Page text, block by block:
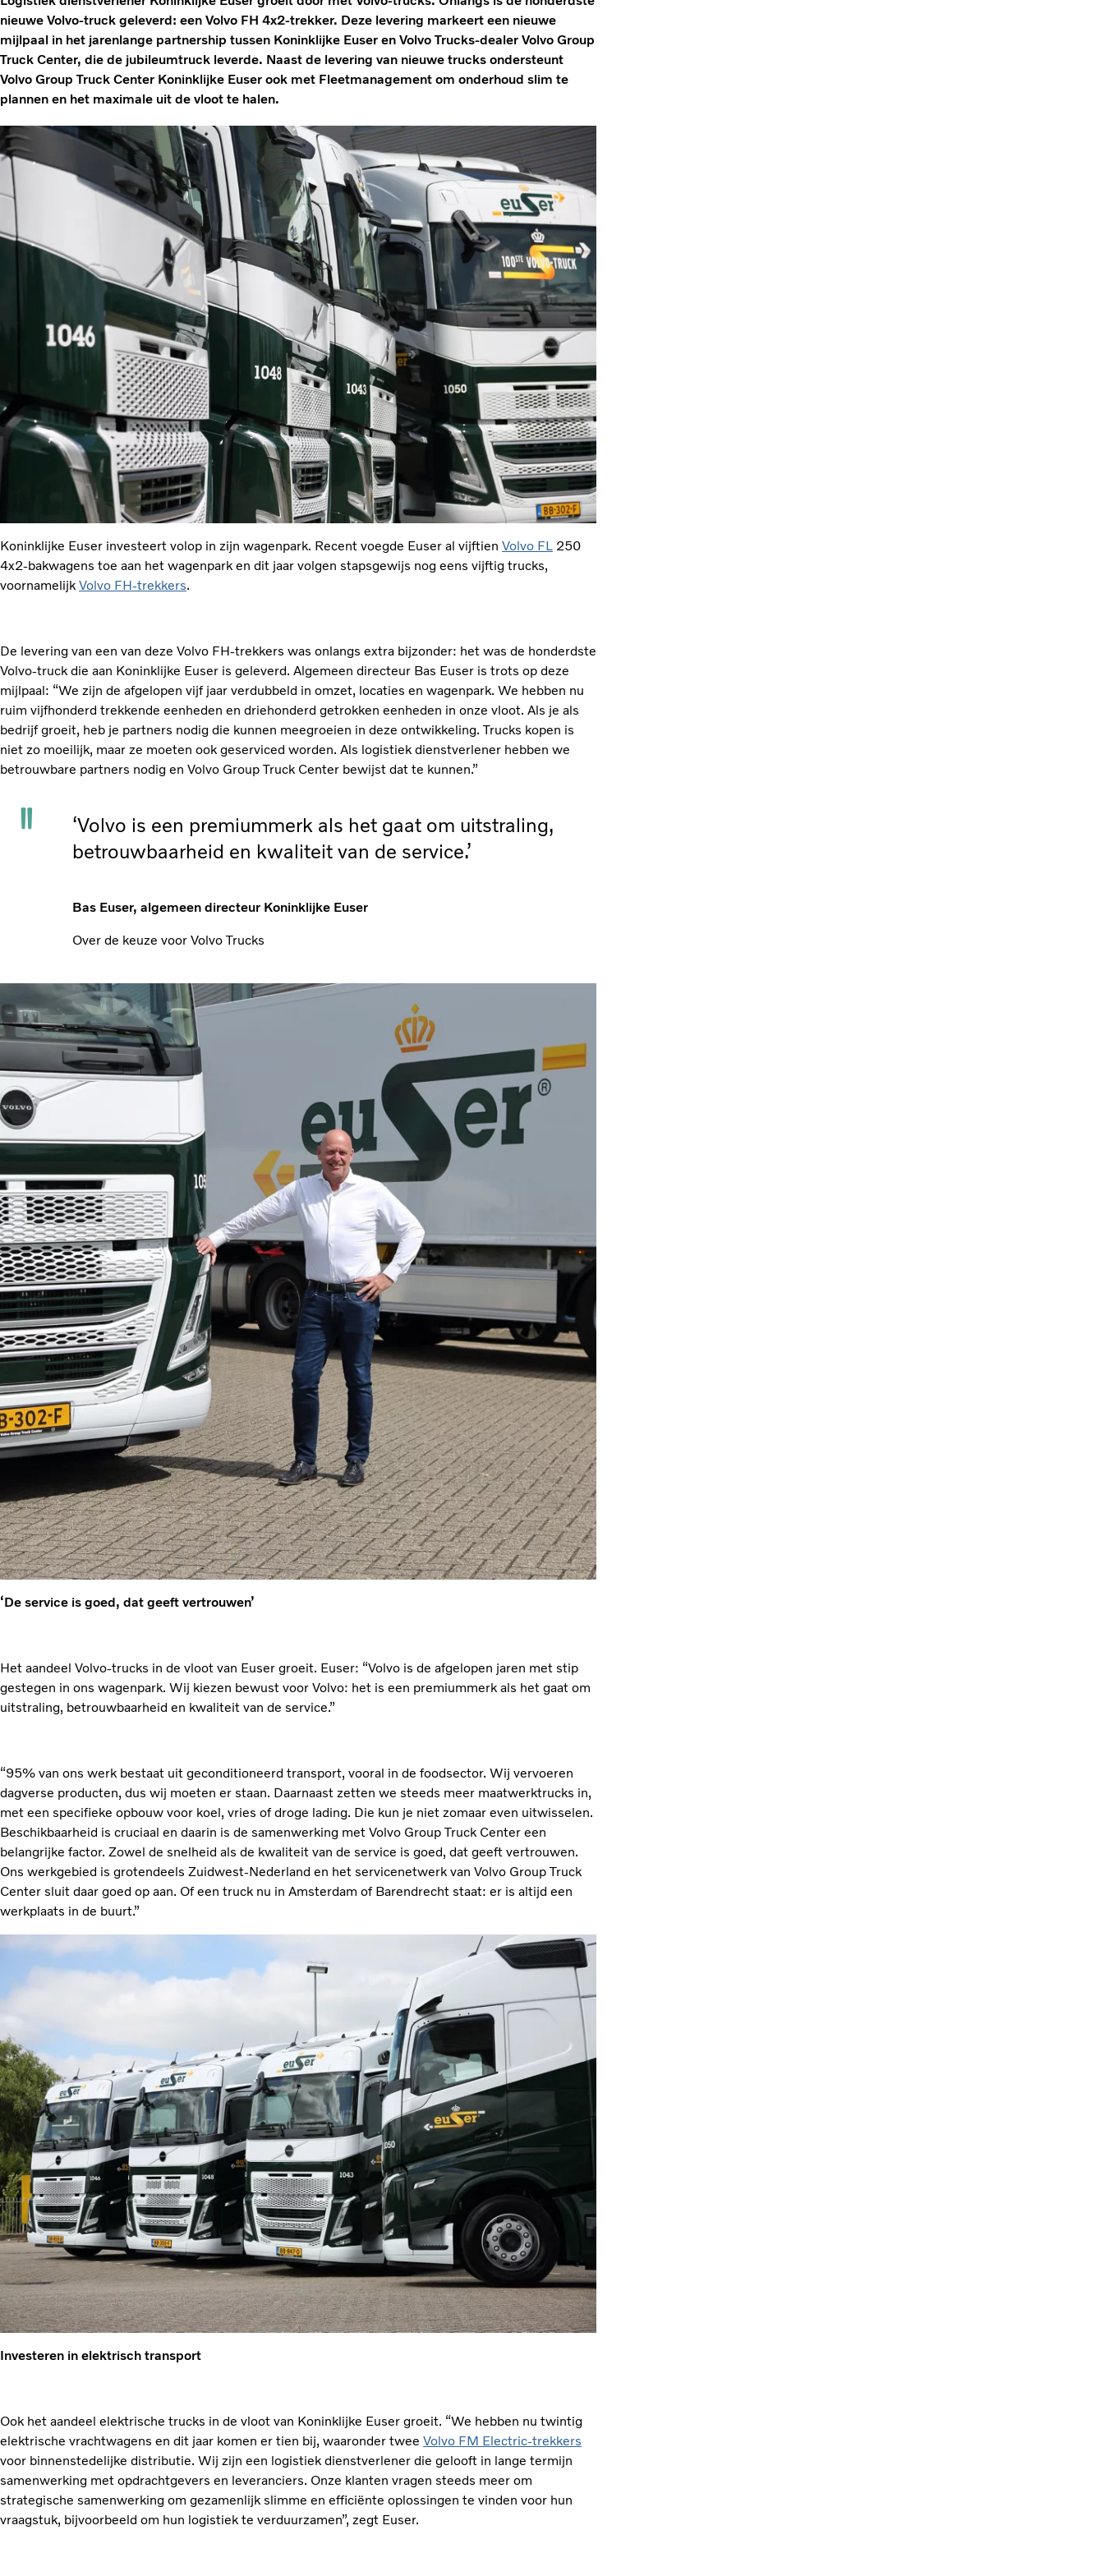
nieuwe Volvo-truck geleverd: een Volvo FH 4x2-trekker. Deze levering markeert een nieuwe
mijlpaal in het jarenlange partnership tussen Koninklijke Euser en Volvo Trucks-dealer Volvo Group
Truck Center, die de jubileumtruck leverde. Naast de levering van nieuwe trucks ondersteunt
Volvo Group Truck Center Koninklijke Euser ook met Fleetmanagement om onderhoud slim te
plannen en het maximale uit de vloot te halen.
Koninklijke Euser investeert volop in zijn wagenpark. Recent voegde Euser al vijftien Volvo FL 250
4x2-bakwagens toe aan het wagenpark en dit jaar volgen stapsgewijs nog eens vijftig trucks,
voornamelijk Volvo FH-trekkers.
De levering van een van deze Volvo FH-trekkers was onlangs extra bijzonder: het was de honderdste
Volvo-truck die aan Koninklijke Euser is geleverd. Algemeen directeur Bas Euser is trots op deze
mijlpaal: “We zijn de afgelopen vijf jaar verdubbeld in omzet, locaties en wagenpark. We hebben nu
ruim vijfhonderd trekkende eenheden en driehonderd getrokken eenheden in onze vloot. Als je als
bedrijf groeit, heb je partners nodig die kunnen meegroeien in deze ontwikkeling. Trucks kopen is
niet zo moeilijk, maar ze moeten ook geserviced worden. Als logistiek dienstverlener hebben we
betrouwbare partners nodig en Volvo Group Truck Center bewijst dat te kunnen.”
‘Volvo is een premiummerk als het gaat om uitstraling,
betrouwbaarheid en kwaliteit van de service.’
Bas Euser, algemeen directeur Koninklijke Euser
Over de keuze voor Volvo Trucks
‘De service is goed, dat geeft vertrouwen’
Het aandeel Volvo-trucks in de vloot van Euser groeit. Euser: “Volvo is de afgelopen jaren met stip
gestegen in ons wagenpark. Wij kiezen bewust voor Volvo: het is een premiummerk als het gaat om
uitstraling, betrouwbaarheid en kwaliteit van de service.”
“95% van ons werk bestaat uit geconditioneerd transport, vooral in de foodsector. Wij vervoeren
dagverse producten, dus wij moeten er staan. Daarnaast zetten we steeds meer maatwerktrucks in,
met een specifieke opbouw voor koel, vries of droge lading. Die kun je niet zomaar even uitwisselen.
Beschikbaarheid is cruciaal en daarin is de samenwerking met Volvo Group Truck Center een
belangrijke factor. Zowel de snelheid als de kwaliteit van de service is goed, dat geeft vertrouwen.
Ons werkgebied is grotendeels Zuidwest-Nederland en het servicenetwerk van Volvo Group Truck
Center sluit daar goed op aan. Of een truck nu in Amsterdam of Barendrecht staat: er is altijd een
werkplaats in de buurt.”
Investeren in elektrisch transport
Ook het aandeel elektrische trucks in de vloot van Koninklijke Euser groeit. “We hebben nu twintig
elektrische vrachtwagens en dit jaar komen er tien bij, waaronder twee Volvo FM Electric-trekkers
voor binnenstedelijke distributie. Wij zijn een logistiek dienstverlener die gelooft in lange termijn
samenwerking met opdrachtgevers en leveranciers. Onze klanten vragen steeds meer om
strategische samenwerking om gezamenlijk slimme en efficiënte oplossingen te vinden voor hun
vraagstuk, bijvoorbeeld om hun logistiek te verduurzamen”, zegt Euser.